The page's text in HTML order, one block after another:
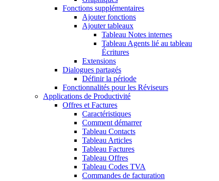
Fonctions supplémentaires
Ajouter fonctions
Ajouter tableaux
Tableau Notes internes
Tableau Agents lié au tableau
Écritures
Extensions
Dialogues partagés
Définir la période
Fonctionnalités pour les Réviseurs
Applications de Productivité
Offres et Factures
Caractéristiques
Comment démarrer
Tableau Contacts
Tableau Articles
Tableau Factures
Tableau Offres
Tableau Codes TVA
Commandes de facturation